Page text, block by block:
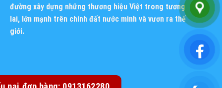
đường xây dựng những thương hiệu Việt trong tương
lai, lớn mạnh trên chính đất nước mình và vươn ra thế
giới.